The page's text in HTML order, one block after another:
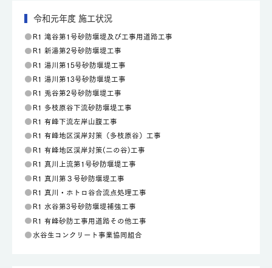
令和元年度 施工状況
R1 滝谷第1号砂防堰堤及び工事用道路工事
R1 新湯第2号砂防堰堤工事
R1 湯川第15号砂防堰堤工事
R1 湯川第13号砂防堰堤工事
R1 兎谷第2号砂防堰堤工事
R1 多枝原谷下流砂防堰堤工事
R1 有峰下流左岸山腹工事
R1 有峰地区渓岸対策（多枝原谷）工事
R1 有峰地区渓岸対策(二の谷)工事
R1 真川上流第1号砂防堰堤工事
R1 真川第３号砂防堰堤工事
R1 真川・ホトロ谷合流点処理工事
R1 水谷第3号砂防堰堤補強工事
R1 有峰砂防工事用道路その他工事
水谷生コンクリート事業協同組合